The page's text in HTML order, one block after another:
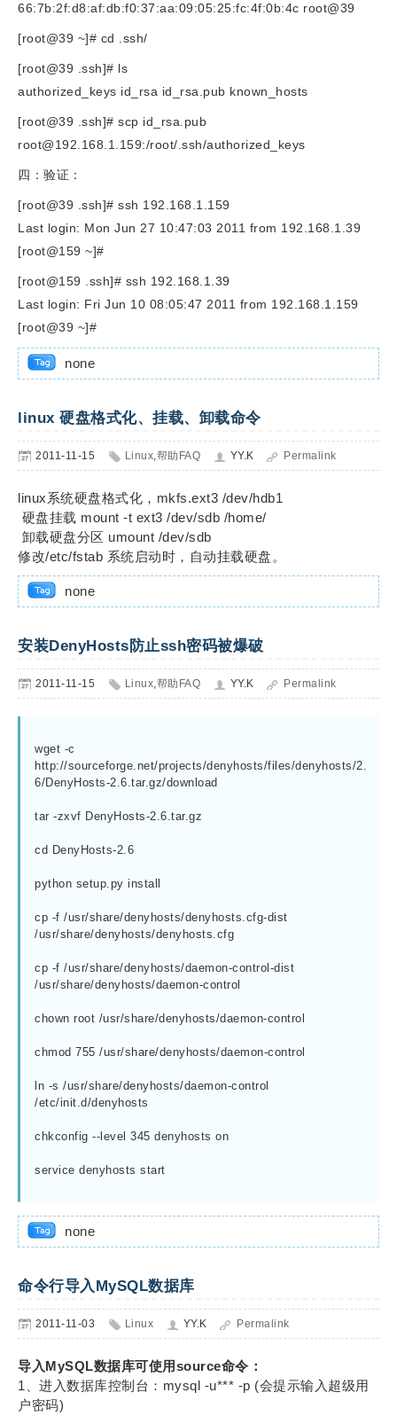
66:7b:2f:d8:af:db:f0:37:aa:09:05:25:fc:4f:0b:4c root@39
[root@39 ~]# cd .ssh/
[root@39 .ssh]# ls
authorized_keys id_rsa id_rsa.pub known_hosts
[root@39 .ssh]# scp id_rsa.pub
root@192.168.1.159:/root/.ssh/authorized_keys
四：验证：
[root@39 .ssh]# ssh 192.168.1.159
Last login: Mon Jun 27 10:47:03 2011 from 192.168.1.39
[root@159 ~]#
[root@159 .ssh]# ssh 192.168.1.39
Last login: Fri Jun 10 08:05:47 2011 from 192.168.1.159
[root@39 ~]#
none
linux 硬盘格式化、挂载、卸载命令
2011-11-15 Linux,帮助FAQ YY.K Permalink
linux系统硬盘格式化，mkfs.ext3 /dev/hdb1
硬盘挂载 mount -t ext3 /dev/sdb /home/
卸载硬盘分区 umount /dev/sdb
修改/etc/fstab 系统启动时，自动挂载硬盘。
none
安装DenyHosts防止ssh密码被爆破
2011-11-15 Linux,帮助FAQ YY.K Permalink
wget -c
http://sourceforge.net/projects/denyhosts/files/denyhosts/2.
6/DenyHosts-2.6.tar.gz/download
tar -zxvf DenyHosts-2.6.tar.gz
cd DenyHosts-2.6
python setup.py install
cp -f /usr/share/denyhosts/denyhosts.cfg-dist
/usr/share/denyhosts/denyhosts.cfg
cp -f /usr/share/denyhosts/daemon-control-dist
/usr/share/denyhosts/daemon-control
chown root /usr/share/denyhosts/daemon-control
chmod 755 /usr/share/denyhosts/daemon-control
ln -s /usr/share/denyhosts/daemon-control
/etc/init.d/denyhosts
chkconfig --level 345 denyhosts on
service denyhosts start
none
命令行导入MySQL数据库
2011-11-03 Linux YY.K Permalink
导入MySQL数据库可使用source命令：
1、进入数据库控制台：mysql -u*** -p (会提示输入超级用
户密码)